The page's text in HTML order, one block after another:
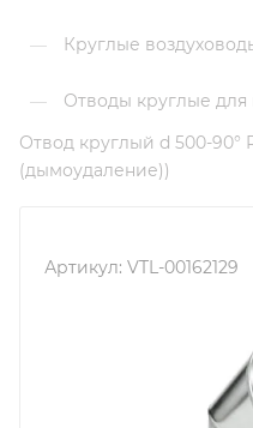
— Круглые
— Отводы круглые для
Отвод круглый d 500-90°
(дымоудаление))
Артикул: VTL-00162129